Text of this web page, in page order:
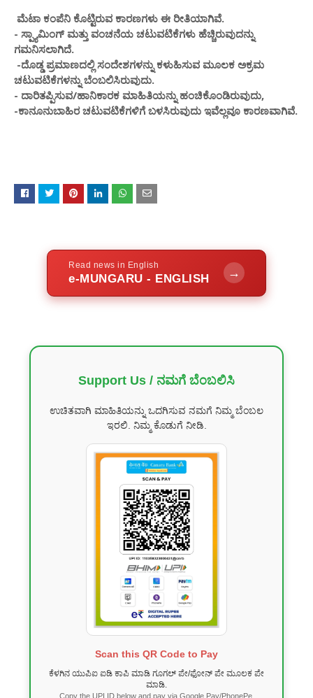
ಮೆಟಾ ಕಂಪೆನಿ ಕೊಟ್ಟಿರುವ ಕಾರಣಗಳು ಈ ರೀತಿಯಾಗಿವೆ.
- ಸ್ಪ್ಯಾಮಿಂಗ್ ಮತ್ತು ವಂಚನೆಯ ಚಟುವಟಿಕೆಗಳು ಹೆಚ್ಚಿರುವುದನ್ನು
ಗಮನಿಸಲಾಗಿದೆ.
-ದೊಡ್ಡ ಪ್ರಮಾಣದಲ್ಲಿ ಸಂದೇಶಗಳನ್ನು ಕಳುಹಿಸುವ ಮೂಲಕ ಅಕ್ರಮ
ಚಟುವಟಿಕೆಗಳನ್ನು ಬೆಂಬಲಿಸಿರುವುದು.
- ದಾರಿತಪ್ಪಿಸುವ/ಹಾನಿಕಾರಕ ಮಾಹಿತಿಯನ್ನು ಹಂಚಿಕೊಂಡಿರುವುದು,
-ಕಾನೂನುಬಾಹಿರ ಚಟುವಟಿಕೆಗಳಿಗೆ ಬಳಸಿರುವುದು ಇವೆಲ್ಲವೂ ಕಾರಣವಾಗಿವೆ.
Read news in English
e-MUNGARU - ENGLISH →
Support Us / ನಮಗೆ ಬೆಂಬಲಿಸಿ
ಉಚಿತವಾಗಿ ಮಾಹಿತಿಯನ್ನು ಒದಗಿಸುವ ನಮಗೆ ನಿಮ್ಮ ಬೆಂಬಲ
ಇರಲಿ. ನಿಮ್ಮ ಕೊಡುಗೆ ನೀಡಿ.
Scan this QR Code to Pay
ಕೆಳಗಿನ ಯುಪಿಐ ಐಡಿ ಕಾಪಿ ಮಾಡಿ ಗೂಗಲ್ ಪೇ/ಫೋನ್ ಪೇ ಮೂಲಕ ಪೇ
ಮಾಡಿ.
Copy the UPI ID below and pay via Google Pay/PhonePe.